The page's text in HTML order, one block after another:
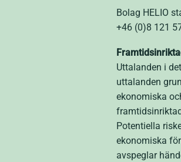
Bolag HELIO
+46 (0)8 121
Uttalanden i
uttalanden
ekonomiska
Potentiella
ekonomiska
avspeglar